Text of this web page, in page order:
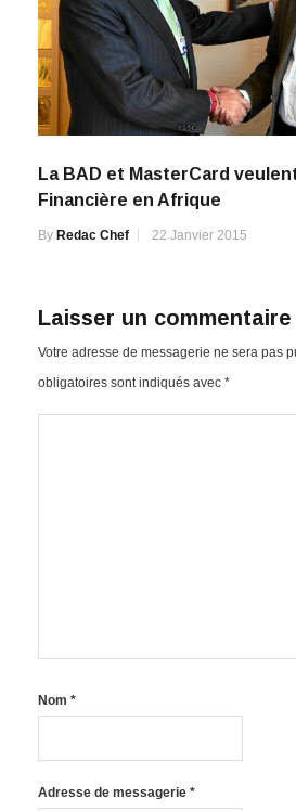
La BAD et MasterCard
Financière en Afrique
By Redac Chef 22 Janvier 2015
Laisser un commentaire
Votre adresse de messagerie ne sera pas
obligatoires sont indiqués avec *
Nom *
Adresse de messagerie *